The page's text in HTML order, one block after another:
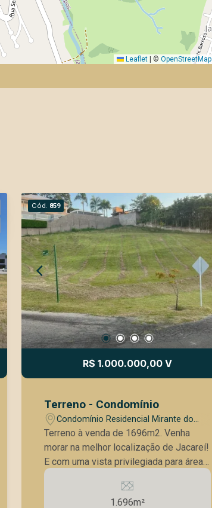
Leaflet © OpenStreetMap
Cód. 859
R$ 1.000.000,00 V
Terreno - Condomínio
Condomínio Residencial Mirante do
Vale - Jacareí/SP
Terreno à venda de 1696m2. Venha
morar na melhor localização de Jacareí!
E com uma vista privilegiada para área
de preservação! Lazer do condomínio: -
Piscina - Churrasqueira - Quadra futebol
- Quadra de tênis - Playground -
1.696m²